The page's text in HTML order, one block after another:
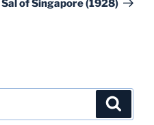
Sal of Singapore (1928)